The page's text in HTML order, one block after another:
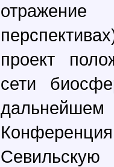
проект
сети
Севильскую